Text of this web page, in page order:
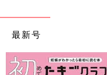
最新号